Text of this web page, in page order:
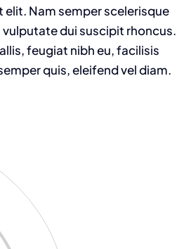
Nam semper scelerisque
dui suscipit rhoncus.
feugiat nibh eu, facilisis
quis, eleifend vel diam.